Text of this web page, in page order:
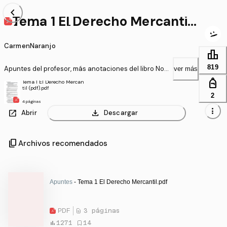
chevron_left
Tema 1 El Derecho Mercantil
(pdf).pdf
CarmenNaranjo
Apuntes del profesor, más anotaciones del libro Noci
ones de Derecho Mercantil
ver más
Tema 1 El Derecho Mercan
til (pdf).pdf
4 páginas
open_in_new Abrir download Descargar
leaderboard
819
personal_bag
2
more_vert
content_copy Archivos recomendados
Apuntes - Tema 1 El Derecho Mercantil.pdf
PDF
3 páginas
1271
14